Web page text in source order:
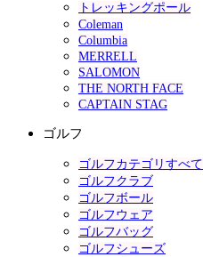
トレッキングポール
Coleman
Columbia
MERRELL
SALOMON
THE NORTH FACE
CAPTAIN STAG
ゴルフ
ゴルフカテゴリすべて
ゴルフクラブ
ゴルフボール
ゴルフウェア
ゴルフバッグ
ゴルフシューズ